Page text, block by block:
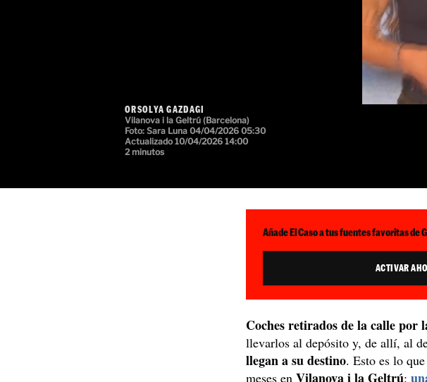
ORSOLYA GAZDAGI
Vilanova i la Geltrú (Barcelona)
Foto: Sara Luna 04/04/2026 05:30
Actualizado 10/04/2026 14:00
2 minutos
Añade El Caso a tus fuentes favoritas de
ACTIVAR
Coches retirados de la calle por
llevarlos al depósito y, de allí, al
llegan a su destino. Esto es lo
meses enVilanova i la Geltrú: